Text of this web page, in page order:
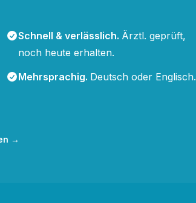
Schnell & verlässlich. Ärztl. geprüft,
noch heute erhalten.
Mehrsprachig. Deutsch oder Englisch.
→